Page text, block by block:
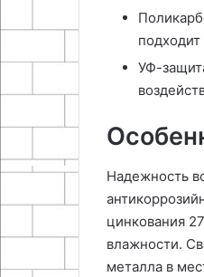
УФ-
Надежность
цинкования
влажности.
металла в